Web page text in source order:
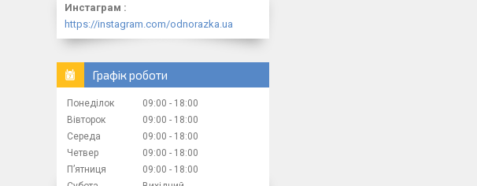
Инстаграм
https://instagram.com/odnorazka.ua
Графік роботи
Понеділок 09:00
18:00
Вівторок
09:00
18:00
Середа
09:00
18:00
Четвер
09:00
18:00
Пʼятниця
09:00
18:00